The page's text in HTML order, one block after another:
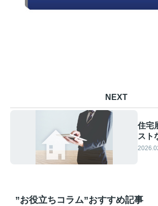
NEXT
住宅
スト
いつ
”お役立ちコラム”おすすめ記事